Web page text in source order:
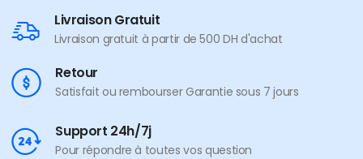
Livraison Gratuit
Livraison gratuit à partir de 500 DH d'achat
Retour
Satisfait ou rembourser Garantie sous 7 jours
Support 24h/7j
Pour répondre à toutes vos question